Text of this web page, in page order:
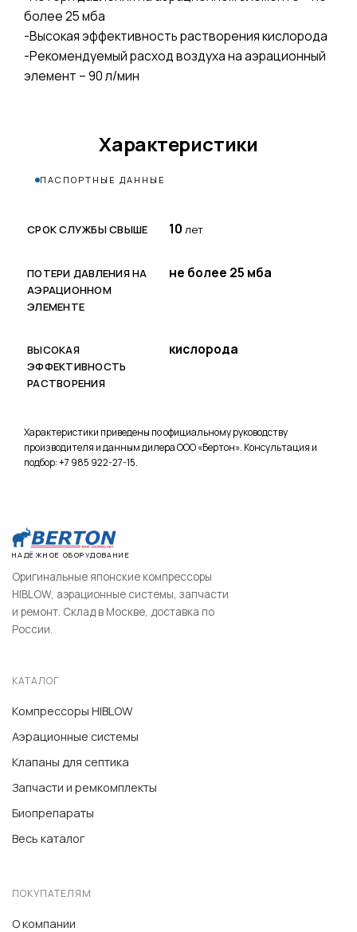
более 25 мба
-Высокая эффективность растворения кислорода
-Рекомендуемый расход воздуха на аэрационный
элемент – 90 л/мин
Характеристики
ПАСПОРТНЫЕ ДАННЫЕ
СРОК СЛУЖБЫ СВЫШЕ 10 лет
ПОТЕРИ ДАВЛЕНИЯ НА
АЭРАЦИОННОМ
ЭЛЕМЕНТЕ
не более 25 мба
ВЫСОКАЯ
ЭФФЕКТИВНОСТЬ
РАСТВОРЕНИЯ
кислорода
Характеристики приведены по официальному руководству
производителя и данным дилера ООО «Бертон». Консультация и
подбор: +7 985 922-27-15.
НАДЁЖНОЕ ОБОРУДОВАНИЕ
Оригинальные японские компрессоры
HIBLOW, аэрационные системы, запчасти
и ремонт. Склад в Москве, доставка по
России.
КАТАЛОГ
Компрессоры HIBLOW
Аэрационные системы
Клапаны для септика
Запчасти и ремкомплекты
Биопрепараты
Весь каталог
ПОКУПАТЕЛЯМ
О компании